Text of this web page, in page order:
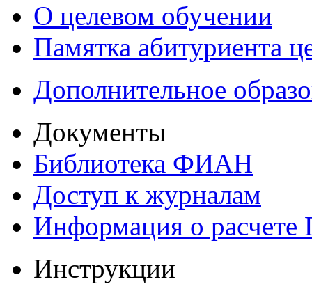
О целевом обучении
Памятка абитуриента
Дополнительное
Документы
Библиотека ФИАН
Доступ к журналам
Информация о
Инструкции